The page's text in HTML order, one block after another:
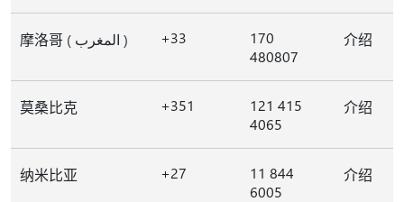
摩洛哥 ( المغرب ) +33
170
480807
介绍
莫桑比克 +351
121 415
4065
介绍
纳米比亚 +27
11 844
6005
介绍